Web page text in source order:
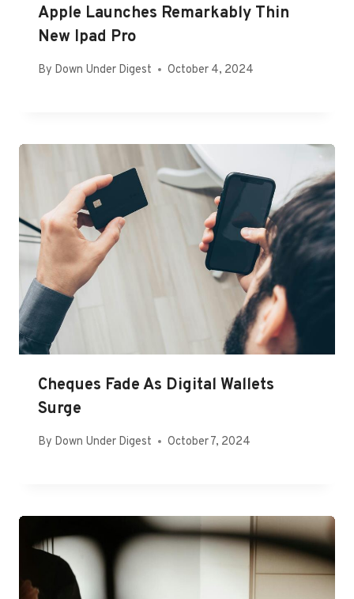
Apple Launches Remarkably Thin
New Ipad Pro
By Down Under Digest October 4, 2024
Cheques Fade As Digital Wallets
Surge
By Down Under Digest October 7, 2024